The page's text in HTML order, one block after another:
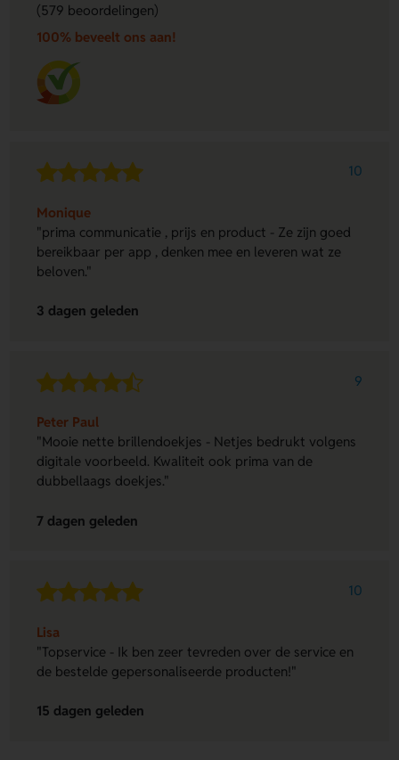
(579 beoordelingen)
100% beveelt ons aan!
10
Monique
"prima communicatie , prijs en product - Ze zijn goed
bereikbaar per app , denken mee en leveren wat ze
beloven."
3 dagen geleden
9
Peter Paul
"Mooie nette brillendoekjes - Netjes bedrukt volgens
digitale voorbeeld. Kwaliteit ook prima van de
dubbellaags doekjes."
7 dagen geleden
10
Lisa
"Topservice - Ik ben zeer tevreden over de service en
de bestelde gepersonaliseerde producten!"
15 dagen geleden